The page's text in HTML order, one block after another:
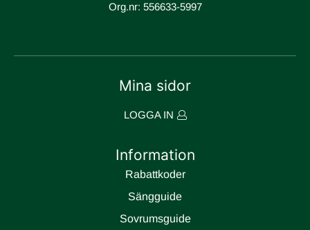
Org.nr: 556633-5997
Mina sidor
LOGGA IN
Information
Rabattkoder
Sängguide
Sovrumsguide